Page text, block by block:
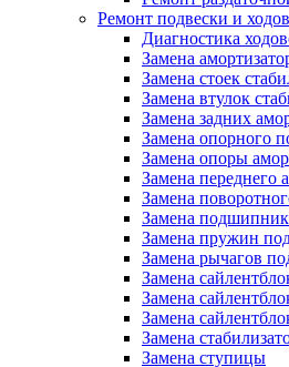
Ремонт подвески и
Диагностика
Замена
Замена стоек
Замена втулок
Замена задних
Замена опорного
Замена опоры
Замена переднего
Замена
Замена
Замена пружин
Замена рычагов
Замена
Замена
Замена
Замена
Замена ступицы